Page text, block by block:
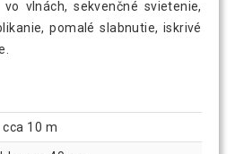
vlnách, sekvenčné svietenie,
pomalé slabnutie, iskrivé
10 m